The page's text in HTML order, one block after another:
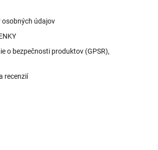
osobných údajov
o bezpečnosti produktov (GPSR),
recenzií